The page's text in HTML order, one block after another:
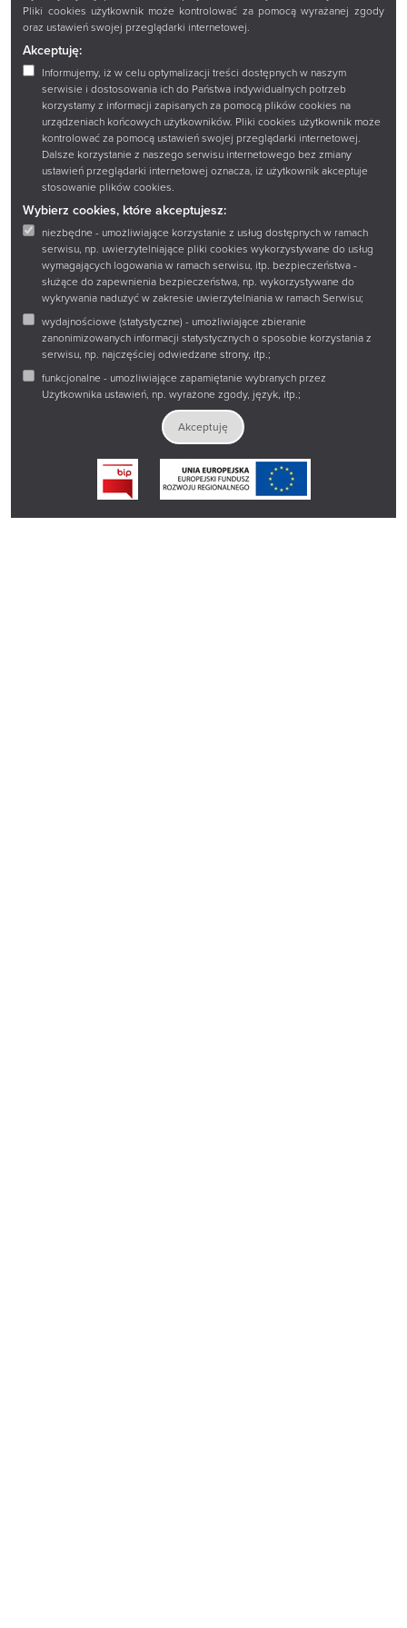
Pliki cookies użytkownik może kontrolować za pomocą wyrażanej zgody
oraz ustawień swojej przeglądarki internetowej.
Akceptuję:
Informujemy, iż w celu optymalizacji treści dostępnych w naszym
serwisie i dostosowania ich do Państwa indywidualnych potrzeb
korzystamy z informacji zapisanych za pomocą plików cookies na
urządzeniach końcowych użytkowników. Pliki cookies użytkownik może
kontrolować za pomocą ustawień swojej przeglądarki internetowej.
Dalsze korzystanie z naszego serwisu internetowego bez zmiany
ustawień przeglądarki internetowej oznacza, iż użytkownik akceptuje
stosowanie plików cookies.
Wybierz cookies, które akceptujesz:
niezbędne - umożliwiające korzystanie z usług dostępnych w ramach
serwisu, np. uwierzytelniające pliki cookies wykorzystywane do usług
wymagających logowania w ramach serwisu, itp. bezpieczeństwa -
służące do zapewnienia bezpieczeństwa, np. wykorzystywane do
wykrywania nadużyć w zakresie uwierzytelniania w ramach Serwisu;
wydajnościowe (statystyczne) - umożliwiające zbieranie
zanonimizowanych informacji statystycznych o sposobie korzystania z
serwisu, np. najczęściej odwiedzane strony, itp.;
funkcjonalne - umożliwiające zapamiętanie wybranych przez
Użytkownika ustawień, np. wyrażone zgody, język, itp.;
Akceptuję
tel.:+48 85 67 67 221
e-mail:
NIP: 542-21-24-069
REGON: 000276713
Kontakt
O nas
Katalogi i bazy
Zbiory
Oferta
Wydawnictwa
Projekty EU
Mapa strony
Polityka prywatności
Deklaracja dostępności
Ustawienia ciasteczek
Strona archiwalna
Poczta Książnicy
Podlaskiej
© 2023 Książnica Podlaska